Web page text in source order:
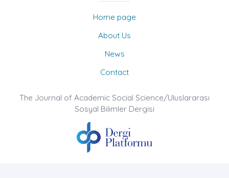
Home page
About Us
News
Contact
The Journal of Academic Social Science/Uluslararası
Sosyal Bilimler Dergisi